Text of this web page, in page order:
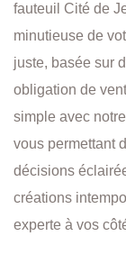
fauteuil Cité de
minutieuse de
juste, basée sur
obligation de
simple avec
vous permettant
décisions
créations
experte à vos